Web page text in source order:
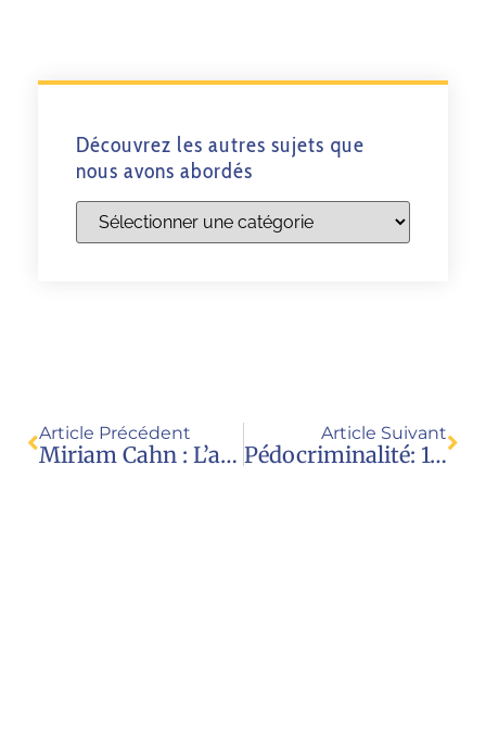
Découvrez les autres sujets que
nous avons abordés
Article Précédent
Miriam Cahn : L’art Comme Prétexte À La Pédopornographie Au Palais De Tokyo (Radio)
Article Suivant
Pédocriminalité: 16 Asso Écrivent Au Palais De Tokyo